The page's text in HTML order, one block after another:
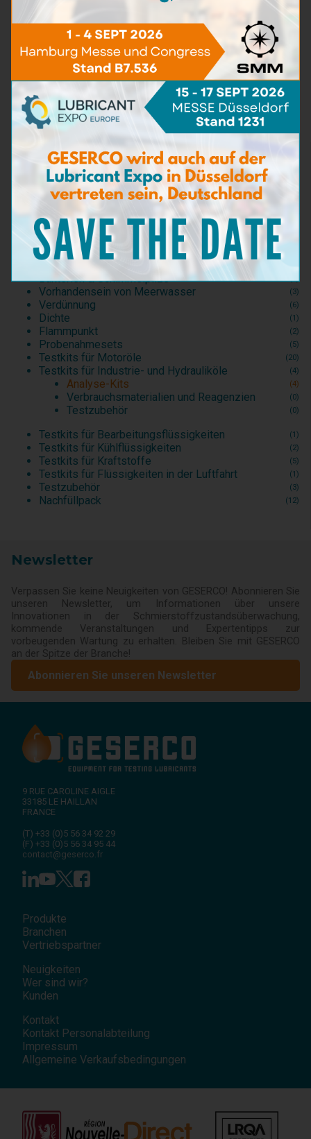
TAN
Wassergehalt
Viskosität
BN - TBN
Partikelverschmutzung
Eisengehalt
Gehalt an unverbrannten Rückständen
Reinigungsvermögen
Dispersionsfähigkeit
Bakterien & Schimmelpilze (3)
Vorhandensein von Meerwasser (3)
Verdünnung (6)
Dichte (1)
Flammpunkt (2)
Probenahmesets (5)
Testkits für Motoröle (20)
Testkits für Industrie- und Hydrauliköle (4)
Analyse-Kits (4)
Verbrauchsmaterialien und Reagenzien (0)
Testzubehör (0)
Testkits für Bearbeitungsflüssigkeiten (1)
Testkits für Kühlflüssigkeiten (2)
Testkits für Kraftstoffe (5)
Testkits für Flüssigkeiten in der Luftfahrt (1)
Testzubehör (3)
Nachfüllpack (12)
OCMS™ - Spectro
Mehr erfahren
Newsletter
Verpassen Sie keine Neuigkeiten von GESERCO! Abonnieren Sie
unseren Newsletter, um Informationen über unsere
Innovationen in der Schmierstoffzustandsüberwachung,
kommende Veranstaltungen und Expertentipps zur
vorbeugenden Wartung zu erhalten. Bleiben Sie mit GESERCO
an der Spitze der Branche!
Abonnieren Sie unseren Newsletter
9 RUE CAROLINE AIGLE
33185 LE HAILLAN
FRANCE
(T) +33 (0)5 56 34 92 29
(F) +33 (0)5 56 34 95 44
contact@geserco.fr
Produkte
Branchen
Vertriebspartner
Neuigkeiten
Wer sind wir?
Kunden
Kontakt
Kontakt Personalabteilung
Impressum
Allgemeine Verkaufsbedingungen